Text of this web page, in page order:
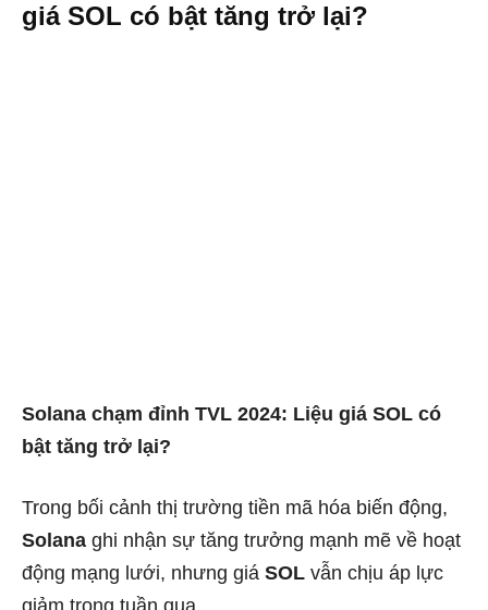
giá SOL có bật tăng trở lại?
Solana chạm đỉnh TVL 2024: Liệu giá SOL có
bật tăng trở lại?
Trong bối cảnh thị trường tiền mã hóa biến động,
Solana ghi nhận sự tăng trưởng mạnh mẽ về hoạt
động mạng lưới, nhưng giá SOL vẫn chịu áp lực
giảm trong tuần qua.